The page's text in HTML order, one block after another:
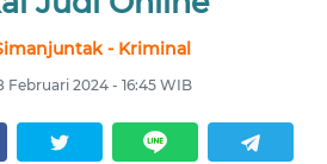
- Kriminal
Februari 2024 - 16:45 WIB